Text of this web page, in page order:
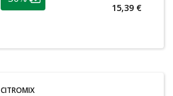
Lojalumo klubo narių nuolaida
15,39 €
CITROMIX